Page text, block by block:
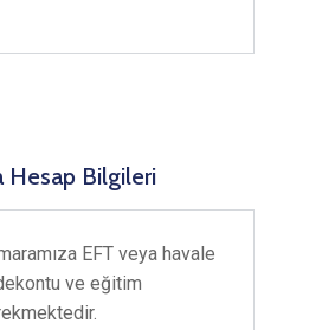
Hesap Bilgileri
EFT veya havale
ve eğitim